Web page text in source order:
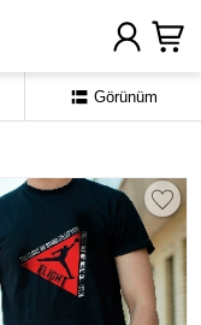
Görünüm